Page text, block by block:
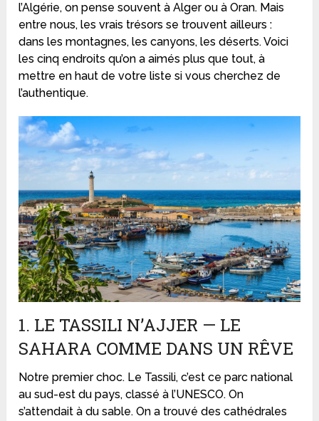
l’Algérie, on pense souvent à Alger ou à Oran. Mais
entre nous, les vrais trésors se trouvent ailleurs :
dans les montagnes, les canyons, les déserts. Voici
les cinq endroits qu’on a aimés plus que tout, à
mettre en haut de votre liste si vous cherchez de
l’authentique.
1. LE TASSILI N’AJJER — LE
SAHARA COMME DANS UN RÊVE
Notre premier choc. Le Tassili, c’est ce parc national
au sud-est du pays, classé à l’UNESCO. On
s’attendait à du sable. On a trouvé des cathédrales